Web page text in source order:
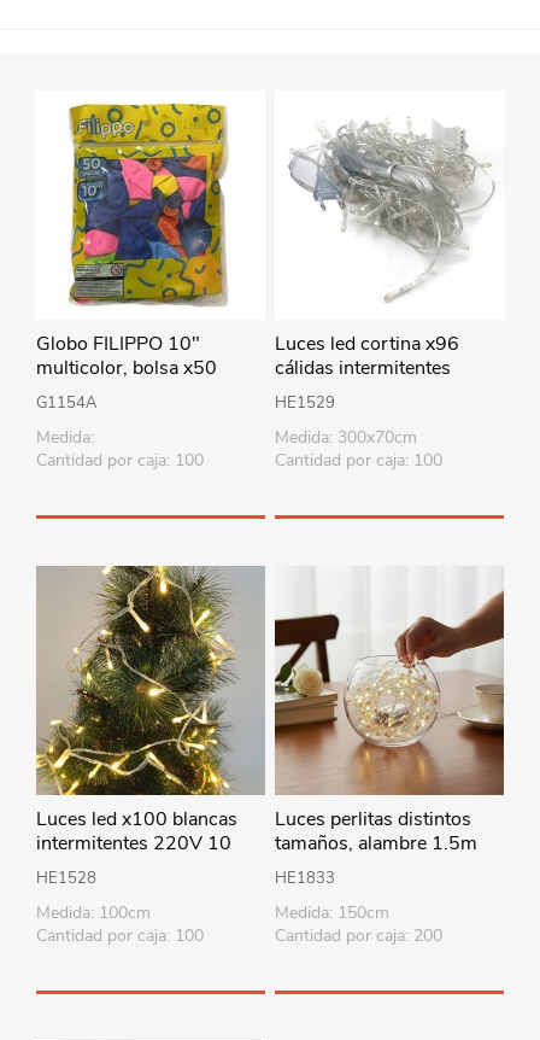
Globo FILIPPO 10"
multicolor, bolsa x50
G1154A
Medida:
Cantidad por caja: 100
Luces led cortina x96
cálidas intermitentes
220V 3metros x70cm, en
caja
HE1529
Medida: 300x70cm
Cantidad por caja: 100
Luces led x100 blancas
intermitentes 220V 10
metros en caja
HE1528
Medida: 100cm
Cantidad por caja: 100
Luces perlitas distintos
tamaños, alambre 1.5m
2AA en caja
HE1833
Medida: 150cm
Cantidad por caja: 200